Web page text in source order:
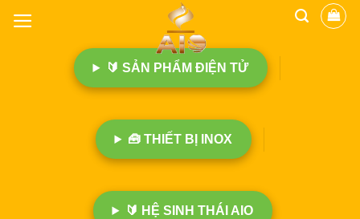
🔰 SẢN PHẨM ĐIỆN TỬ
🧰 THIẾT BỊ INOX
🔰 HỆ SINH THÁI AIO